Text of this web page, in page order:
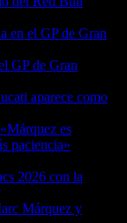
en el GP de Gran
GP de Gran
aparece como
es
paciencia»
2026 con la
Márquez y